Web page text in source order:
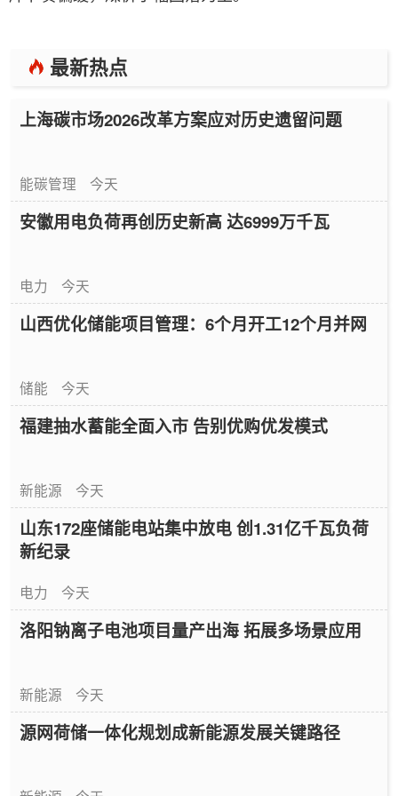
最新热点
上海碳市场2026改革方案应对历史遗留问题
能碳管理 今天
安徽用电负荷再创历史新高 达6999万千瓦
电力 今天
山西优化储能项目管理：6个月开工12个月并网
储能 今天
福建抽水蓄能全面入市 告别优购优发模式
新能源 今天
山东172座储能电站集中放电 创1.31亿千瓦负荷
新纪录
电力 今天
洛阳钠离子电池项目量产出海 拓展多场景应用
新能源 今天
源网荷储一体化规划成新能源发展关键路径